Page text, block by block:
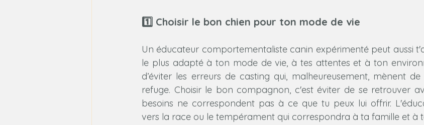
1️⃣ Choisir le bon chien pour ton mode de vie
Un éducateur comportementaliste canin expérimenté peut aussi
le plus adapté à ton mode de vie, à tes attentes et à ton
d’éviter les erreurs de casting qui, malheureusement, mènent
refuge. Choisir le bon compagnon, c'est éviter de se retrouver
besoins ne correspondent pas à ce que tu peux lui offrir.
vers la race ou le tempérament qui correspondra à ta famille et à